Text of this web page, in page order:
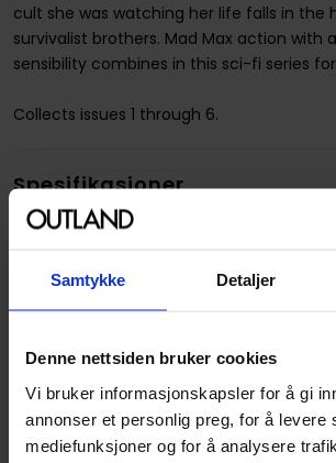
Samtykke Detaljer
Denne nettsiden bruker cookies
Vi bruker informasjonskapsler for å gi
annonser et personlig preg, for å levere
mediefunksjoner og for å analysere
cult she was watching her life falls in the
survivalist brothers. Mad Max action with
sensibility combines in this sci-fi series
Collects issues 1 through 6.
Spesifikasjoner
Varenummer
Vekt (Kg) :
0.730000
Opprinnelsesland :
Format
Paperback
Serie
Few
Forfattere
Hayden
Lewis